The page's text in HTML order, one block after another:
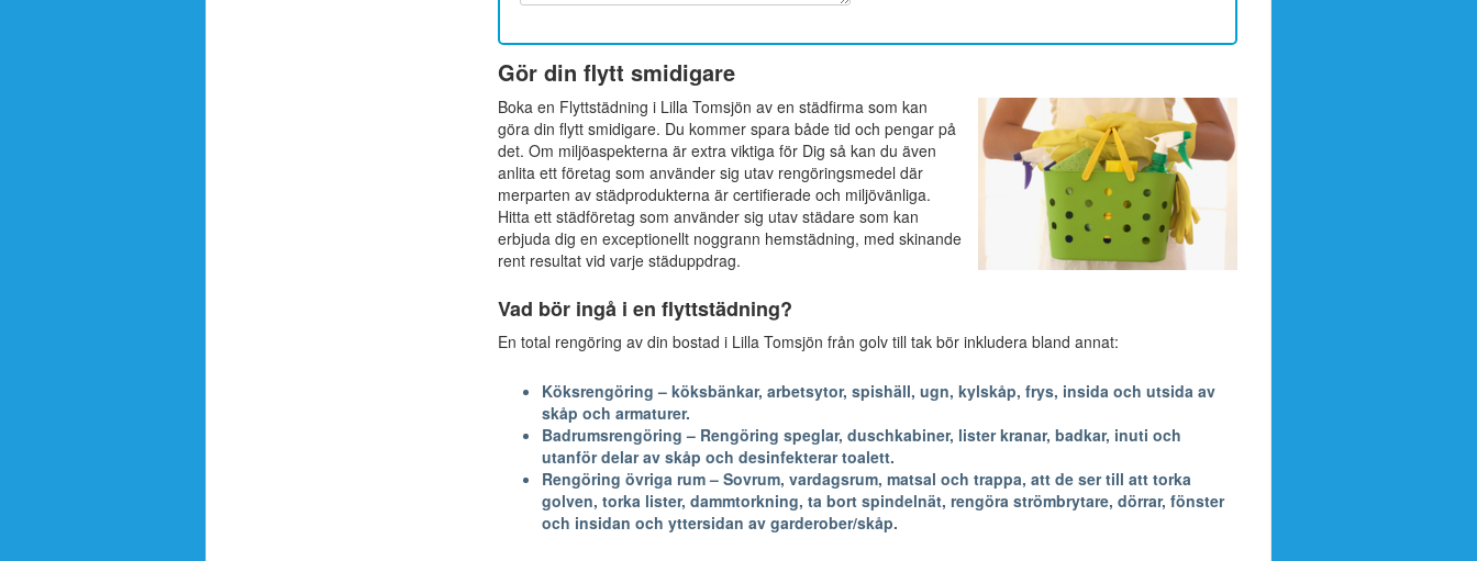
Gör din flytt smidigare
Boka en Flyttstädning i Lilla Tomsjön av en städfirma som kan
göra din flytt smidigare. Du kommer spara både tid och pengar på
det. Om miljöaspekterna är extra viktiga för Dig så kan du även
anlita ett företag som använder sig utav rengöringsmedel där
merparten av städprodukterna är certifierade och miljövänliga.
Hitta ett städföretag som använder sig utav städare som kan
erbjuda dig en exceptionellt noggrann hemstädning, med skinande
rent resultat vid varje städuppdrag.
Vad bör ingå i en flyttstädning?
En total rengöring av din bostad i Lilla Tomsjön från golv till tak bör inkludera bland annat:
Köksrengöring – köksbänkar, arbetsytor, spishäll, ugn, kylskåp, frys, insida och utsida av
skåp och armaturer.
Badrumsrengöring – Rengöring speglar, duschkabiner, lister kranar, badkar, inuti och
utanför delar av skåp och desinfekterar toalett.
Rengöring övriga rum – Sovrum, vardagsrum, matsal och trappa, att de ser till att torka
golven, torka lister, dammtorkning, ta bort spindelnät, rengöra strömbrytare, dörrar, fönster
och insidan och yttersidan av garderober/skåp.